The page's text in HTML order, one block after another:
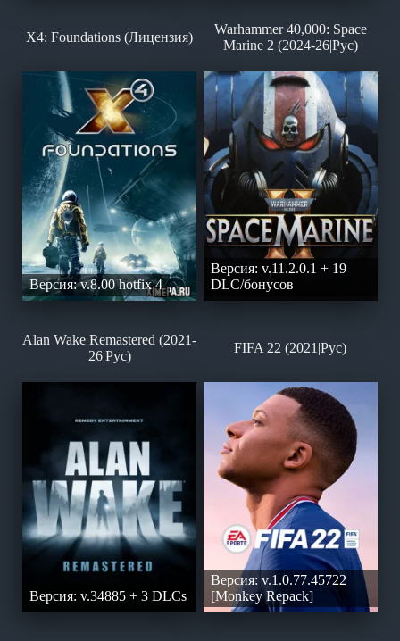
X4: Foundations (Лицензия)
Версия: v.8.00 hotfix 4
Warhammer 40,000: Space
Marine 2 (2024-26|Рус)
Версия: v.11.2.0.1 + 19
DLC/бонусов
Alan Wake Remastered (2021-
26|Рус)
Версия: v.34885 + 3 DLCs
FIFA 22 (2021|Рус)
Версия: v.1.0.77.45722
[Monkey Repack]